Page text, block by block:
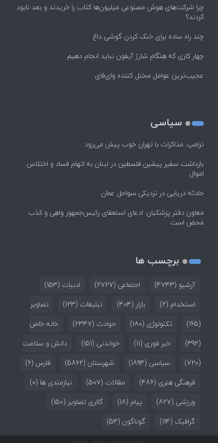
چرا شرکت‌های هوش مصنوعی میلیون‌ها کتاب را خریدند و بعد نابود
کردند؟
چند راه‌ ساده برای خنک کردن گوشی داغ
چهار کاری که هنگام شارژ آیفون نباید انجام دهیم
عجیب‌ترین عوامل مختل کننده وای‌فای
سیاسی
ترامپ: مذاکرات با تهران خوب پیش می‌رود
بازداشت سفیر پیشین فلسطین در لبنان به اتهام فساد و اختلاس
اموال
حادثه دریایی در نزدیکی سواحل عمان
معاون دفتر پزشکیان: ادعای استعفای رئیس‌جمهور واهی و کذب
محض است
برچسب ها
آرشیو (4743) اجتماعی (2727) ادبیات (153)
استخدام (2) بازار (404) تبلیغات (123)
تصاویر
(165)
تکنولوژی (180) حوادث (2347)
خانه خاص
(392)
خبر فوری (11) خواندنی (151)
دانش و سلامت
(720)
سیاسی (1894) شهرستان (5862) فارس (6)
فرهنگی هنری (486) مقالات (507) نیازمندی ها (0)
ورزشی (827) پیام (18) گالری تصاویر (150)
گرافیک (114) گوناگون (53)